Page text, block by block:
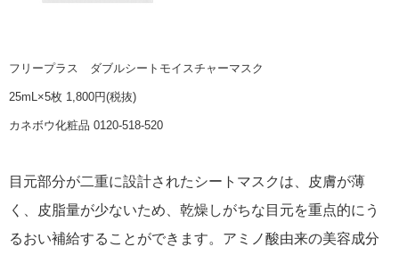
フリープラス ダブルシートモイスチャーマスク
25mL×5枚 1,800円(税抜)
カネボウ化粧品 0120-518-520
目元部分が二重に設計されたシートマスクは、皮膚が薄
く、皮脂量が少ないため、乾燥しがちな目元を重点的にう
るおい補給することができます。アミノ酸由来の美容成分